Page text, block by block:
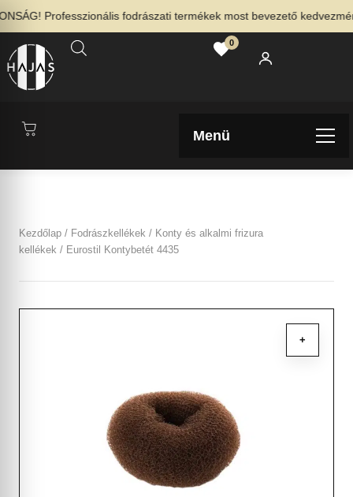
Professzionális fodrászati termékek most bevezető
0
Menü
Kezdőlap / Fodrászkellékek / Konty és alkalmi frizura
kellékek / Eurostil Kontybetét 4435
+